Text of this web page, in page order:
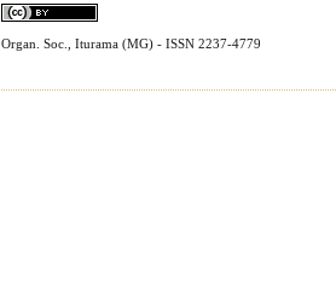
Organ. Soc., Iturama (MG) - ISSN 2237-4779